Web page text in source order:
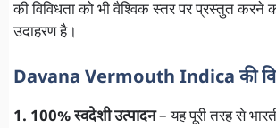
की विविधता को भी वैश्विक स्तर पर प्रस्तुत करने
उदाहरण है।
Davana Vermouth Indica की
1. 100% स्वदेशी उत्पादन– यह पूरी तरह से